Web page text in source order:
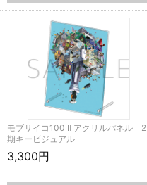
モブサイコ100 Ⅱ アクリルパネル 2
期キービジュアル
3,300円